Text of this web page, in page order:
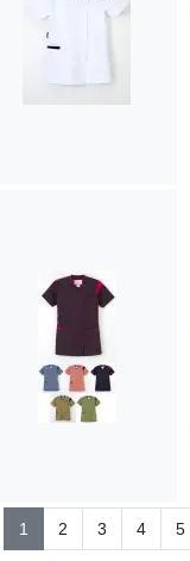
1 2 3 4 5